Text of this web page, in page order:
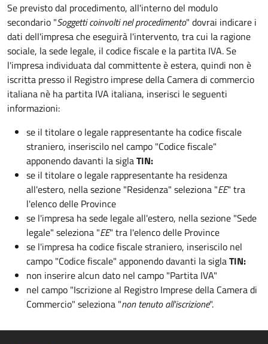
Se previsto dal procedimento, all'interno del modulo
secondario "Soggetti coinvolti nel procedimento" dovrai indicare i
dati dell'impresa che eseguirà l'intervento, tra cui la ragione
sociale, la sede legale, il codice fiscale e la partita IVA. Se
l'impresa individuata dal committente è estera, quindi non è
iscritta presso il Registro imprese della Camera di commercio
italiana nè ha partita IVA italiana, inserisci le seguenti
informazioni:
se il titolare o legale rappresentante ha codice fiscale
straniero, inseriscilo nel campo "Codice fiscale"
apponendo davanti la siglaTIN:
se il titolare o legale rappresentante ha residenza
all'estero, nella sezione "Residenza" seleziona "EE" tra
l'elenco delle Province
se l'impresa ha sede legale all'estero, nella sezione "Sede
legale" seleziona "EE" tra l'elenco delle Province
se l'impresa ha codice fiscale straniero, inseriscilo nel
campo "Codice fiscale" apponendo davanti la siglaTIN:
non inserire alcun dato nel campo "Partita IVA"
nel campo "Iscrizione al Registro Imprese della Camera di
Commercio" seleziona "non tenuto all'iscrizione".